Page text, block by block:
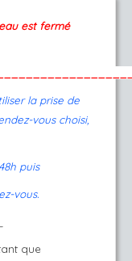
est fermé
la prise de
vous choisi,
puis
vous.
que